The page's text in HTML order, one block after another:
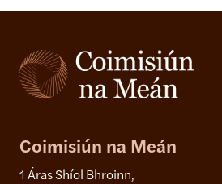
Coimisiún na Meán
1 Áras Shíol Bhroinn,